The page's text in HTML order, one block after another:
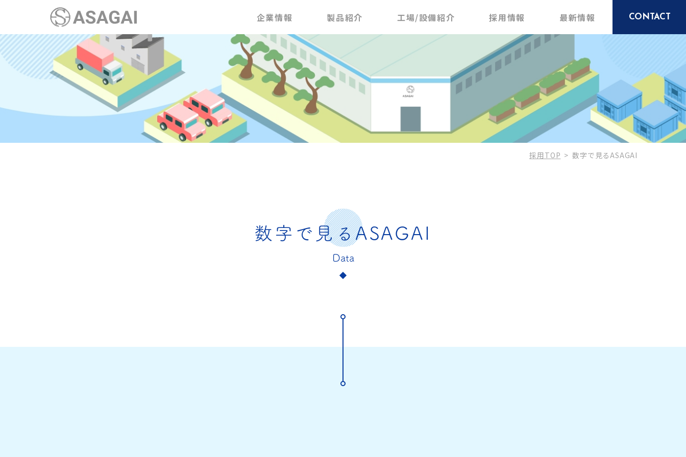
企業情報 製品紹介 工場/設備紹介 採用情報 最新情報 CONTACT
採用TOP 数字で見るASAGAI
数字で見るASAGAI